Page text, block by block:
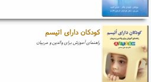
کودکان دارای اتیسم
راهنمای آموزش برای والدین و مربیان